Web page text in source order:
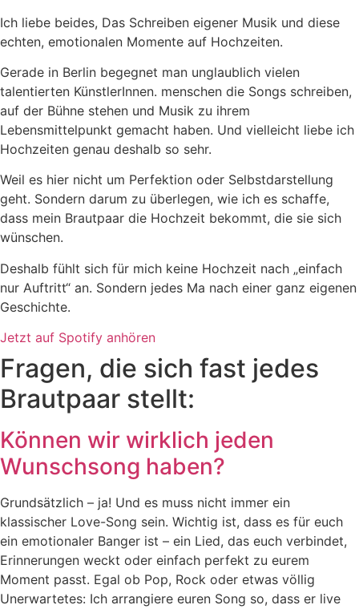
Ich liebe beides, Das Schreiben eigener Musik und diese
echten, emotionalen Momente auf Hochzeiten.
Gerade in Berlin begegnet man unglaublich vielen
talentierten KünstlerInnen. menschen die Songs schreiben,
auf der Bühne stehen und Musik zu ihrem
Lebensmittelpunkt gemacht haben. Und vielleicht liebe ich
Hochzeiten genau deshalb so sehr.
Weil es hier nicht um Perfektion oder Selbstdarstellung
geht. Sondern darum zu überlegen, wie ich es schaffe,
dass mein Brautpaar die Hochzeit bekommt, die sie sich
wünschen.
Deshalb fühlt sich für mich keine Hochzeit nach „einfach
nur Auftritt“ an. Sondern jedes Ma nach einer ganz eigenen
Geschichte.
Jetzt auf Spotify anhören
Fragen, die sich fast jedes
Brautpaar stellt:
Können wir wirklich jeden
Wunschsong haben?
Grundsätzlich – ja! Und es muss nicht immer ein
klassischer Love-Song sein. Wichtig ist, dass es für euch
ein emotionaler Banger ist – ein Lied, das euch verbindet,
Erinnerungen weckt oder einfach perfekt zu eurem
Moment passt. Egal ob Pop, Rock oder etwas völlig
Unerwartetes: Ich arrangiere euren Song so, dass er live